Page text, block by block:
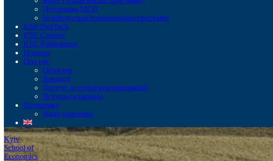
Підтримка МСП
Індивідуальні корпоративні програми
KSE ProfTech
KSE Courses
KSE Publications
Новини
Про нас
Обличчя
Вакансії
Доступ до публічної інформації
Вступна кампанія
Підтримка
Наші партнери
Kyiv
School of
Economics